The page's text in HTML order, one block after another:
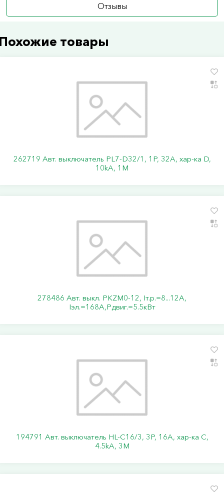
Отзывы
товары
262719 Авт. выключатель PL7-D32/1, 1P, 32A, хар-ка D,
10kA, 1M
278486 Авт. выкл. PKZM0-12, Iт.р.=8...12А,
Iэл.=168А,Pдвиг.=5.5кВт
194791 Авт. выключатель HL-C16/3, 3P, 16A, хар-ка C,
4.5kA, 3M